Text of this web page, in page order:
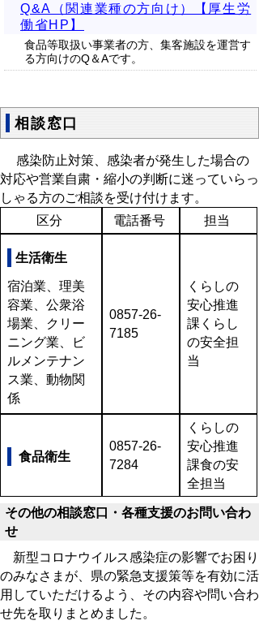
Q&A（関連業種の方向け）【厚生労
働省HP】
食品等取扱い事業者の方、集客施設を運営す
る方向けのQ＆Aです。
相談窓口
感染防止対策、感染者が発生した場合の
対応や営業自粛・縮小の判断に迷っていらっ
しゃる方のご相談を受け付けます。
区分
電話番号 担当
生活衛生
宿泊業、理美
容業、公衆浴
場業、クリー
ニング業、ビ
ルメンテナン
ス業、動物関
係
0857-26-
7185
くらしの
安心推進
課くらし
の安全担
当
食品衛生
0857-26-
7284
くらしの
安心推進
課食の安
全担当
その他の相談窓口・各種支援のお問い合わ
せ
新型コロナウイルス感染症の影響でお困り
のみなさまが、県の緊急支援策等を有効に活
用していただけるよう、その内容や問い合わ
せ先を取りまとめました。